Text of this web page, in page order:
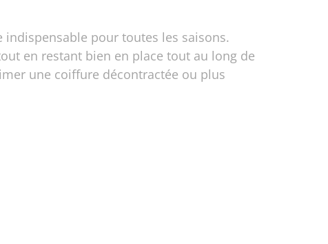
indispensable pour toutes les saisons.
en restant bien en place tout au long de
une coiffure décontractée ou plus